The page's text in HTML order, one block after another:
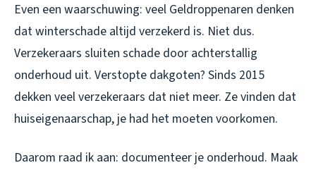
Even een waarschuwing: veel Geldroppenaren denken
dat winterschade altijd verzekerd is. Niet dus.
Verzekeraars sluiten schade door achterstallig
onderhoud uit. Verstopte dakgoten? Sinds 2015
dekken veel verzekeraars dat niet meer. Ze vinden dat
huiseigenaarschap, je had het moeten voorkomen.
Daarom raad ik aan: documenteer je onderhoud. Maak